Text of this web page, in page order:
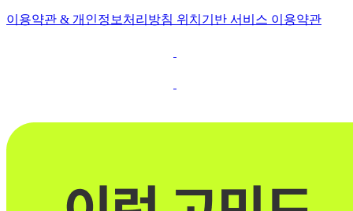
이용약관 & 개인정보처리방침 위치기반 서비스 이용약관